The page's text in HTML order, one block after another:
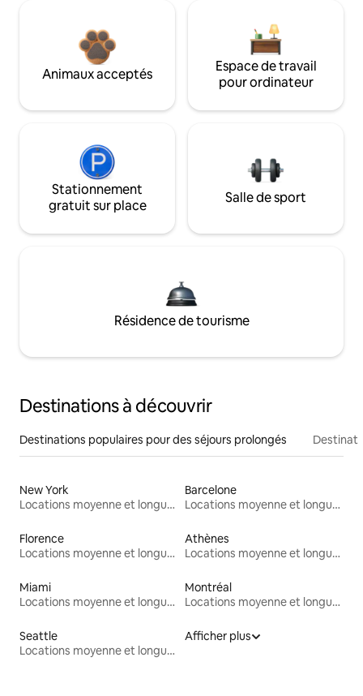
Animaux acceptés
Espace de travail
pour ordinateur
Stationnement
gratuit sur place
Salle de sport
Résidence de tourisme
Destinations à découvrir
Destinations populaires pour des séjours prolongés
New York
Locations moyenne et longue durée
Barcelone
Locations moyenne et longue durée
Florence
Locations moyenne et longue durée
Athènes
Locations moyenne et longue durée
Miami
Locations moyenne et longue durée
Montréal
Locations moyenne et longue durée
Seattle
Locations moyenne et longue durée
Afficher plus